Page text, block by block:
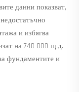
данни показват,
и избягва
на 740 000 щ.д.
фундаментите и